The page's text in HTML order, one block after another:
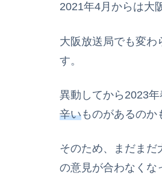
2021年4月からは大
大阪放送局でも変わ
す。
異動してから2023
辛いものがあるのか
そのため、まだまだ
の意見が合わなくな